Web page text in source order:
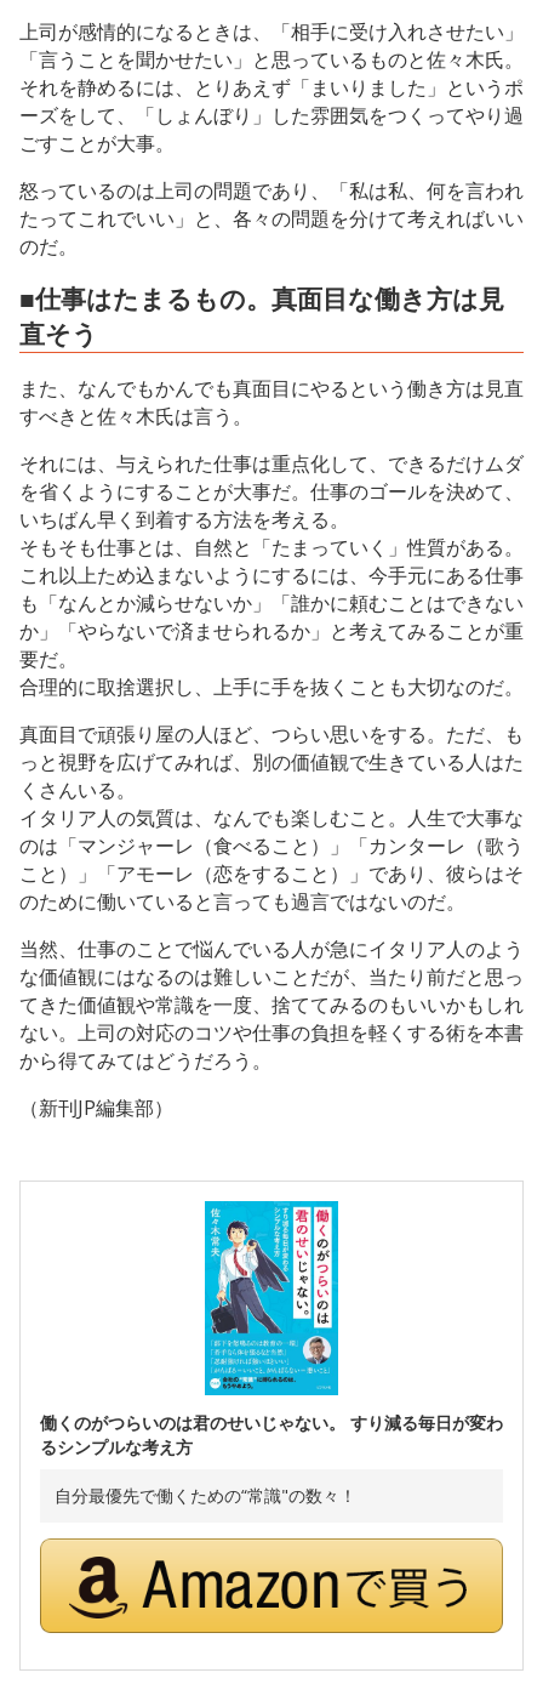
上司が感情的になるときは、「相手に受け入れさせたい」
「言うことを聞かせたい」と思っているものと佐々木氏。
それを静めるには、とりあえず「まいりました」というポ
ーズをして、「しょんぼり」した雰囲気をつくってやり過
ごすことが大事。
怒っているのは上司の問題であり、「私は私、何を言われ
たってこれでいい」と、各々の問題を分けて考えればいい
のだ。
■仕事はたまるもの。真面目な働き方は見
直そう
また、なんでもかんでも真面目にやるという働き方は見直
すべきと佐々木氏は言う。
それには、与えられた仕事は重点化して、できるだけムダ
を省くようにすることが大事だ。仕事のゴールを決めて、
いちばん早く到着する方法を考える。
そもそも仕事とは、自然と「たまっていく」性質がある。
これ以上ため込まないようにするには、今手元にある仕事
も「なんとか減らせないか」「誰かに頼むことはできない
か」「やらないで済ませられるか」と考えてみることが重
要だ。
合理的に取捨選択し、上手に手を抜くことも大切なのだ。
真面目で頑張り屋の人ほど、つらい思いをする。ただ、も
っと視野を広げてみれば、別の価値観で生きている人はた
くさんいる。
イタリア人の気質は、なんでも楽しむこと。人生で大事な
のは「マンジャーレ（食べること）」「カンターレ（歌う
こと）」「アモーレ（恋をすること）」であり、彼らはそ
のために働いていると言っても過言ではないのだ。
当然、仕事のことで悩んでいる人が急にイタリア人のよう
な価値観にはなるのは難しいことだが、当たり前だと思っ
てきた価値観や常識を一度、捨ててみるのもいいかもしれ
ない。上司の対応のコツや仕事の負担を軽くする術を本書
から得てみてはどうだろう。
（新刊JP編集部）
働くのがつらいのは君のせいじゃない。 すり減る毎日が変わ
るシンプルな考え方
自分最優先で働くための“常識"の数々！